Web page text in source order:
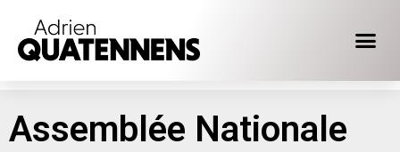
Assemblée Nationale